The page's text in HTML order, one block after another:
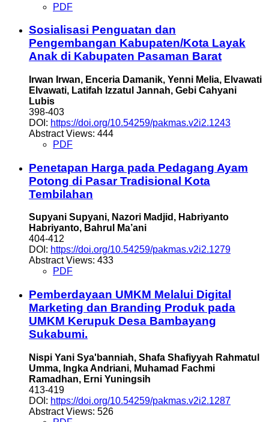
PDF
Sosialisasi Penguatan dan
Pengembangan Kabupaten/Kota Layak
Anak di Kabupaten Pasaman Barat
Irwan Irwan, Enceria Damanik, Yenni Melia, Elvawati
Elvawati, Latifah Izzatul Jannah, Gebi Cahyani
Lubis
398-403
DOI: https://doi.org/10.54259/pakmas.v2i2.1243
Abstract Views: 444
PDF
Penetapan Harga pada Pedagang Ayam
Potong di Pasar Tradisional Kota
Tembilahan
Supyani Supyani, Nazori Madjid, Habriyanto
Habriyanto, Bahrul Ma’ani
404-412
DOI: https://doi.org/10.54259/pakmas.v2i2.1279
Abstract Views: 433
PDF
Pemberdayaan UMKM Melalui Digital
Marketing dan Branding Produk pada
UMKM Kerupuk Desa Bambayang
Sukabumi.
Nispi Yani Sya'banniah, Shafa Shafiyyah Rahmatul
Umma, Ingka Andriani, Muhamad Fachmi
Ramadhan, Erni Yuningsih
413-419
DOI: https://doi.org/10.54259/pakmas.v2i2.1287
Abstract Views: 526